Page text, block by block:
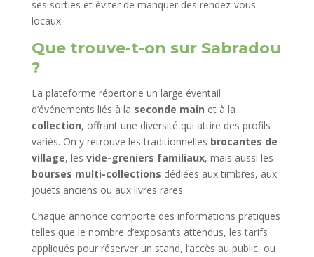
ses sorties et éviter de manquer des rendez-vous
locaux.
Que trouve-t-on sur Sabradou
?
La plateforme répertorie un large éventail
d’événements liés à la seconde main et à la
collection, offrant une diversité qui attire des profils
variés. On y retrouve les traditionnelles brocantes de
village, les vide-greniers familiaux, mais aussi les
bourses multi-collections dédiées aux timbres, aux
jouets anciens ou aux livres rares.
Chaque annonce comporte des informations pratiques
telles que le nombre d’exposants attendus, les tarifs
appliqués pour réserver un stand, l’accès au public, ou